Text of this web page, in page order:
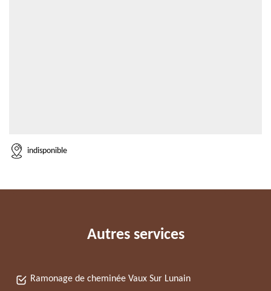
indisponible
Autres services
Ramonage de cheminée Vaux Sur Lunain